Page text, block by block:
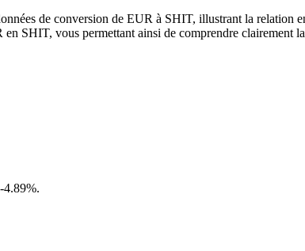
de conversion de EUR à SHIT, illustrant la
SHIT, vous permettant ainsi de comprendre clairement
-4.89%.